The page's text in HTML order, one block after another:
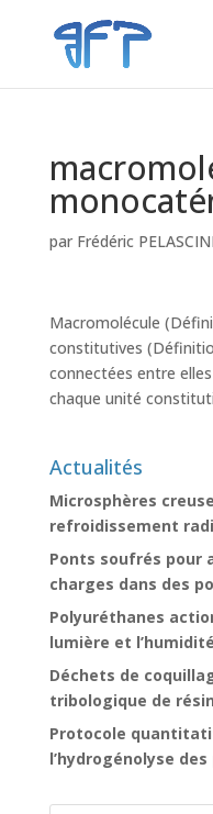
par Frédéric PELASCINI
Macromolécule
constitutives
connectées entre
chaque unité
Actualités
Microsphères
refroidissement
Ponts soufrés pour
charges dans des
Polyuréthanes
lumière et l’humidité
Déchets de
tribologique de
Protocole
l’hydrogénolyse